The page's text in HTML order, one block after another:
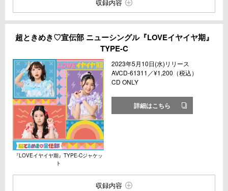
収録内容
超ときめき♡宣伝部 ニューシングル『LOVEイヤイヤ期』
TYPE-C
『LOVEイヤイヤ期』TYPE-Cジャケッ
ト
2023年5月10日(水)リリース
AVCD-61311／¥1,200（税込）
CD ONLY
詳細はこちら
収録内容